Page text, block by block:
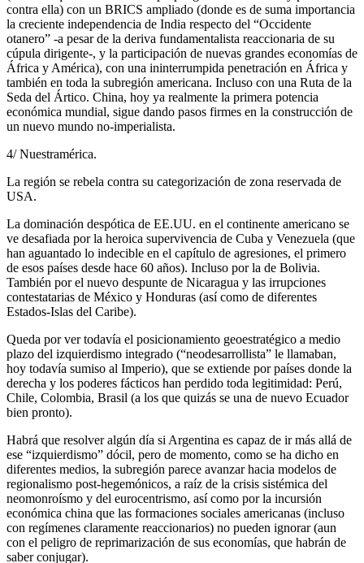
contra ella) con un BRICS ampliado (donde es de suma importancia
la creciente independencia de India respecto del “Occidente
otanero” -a pesar de la deriva fundamentalista reaccionaria de su
cúpula dirigente-, y la participación de nuevas grandes economías de
África y América), con una ininterrumpida penetración en África y
también en toda la subregión americana. Incluso con una Ruta de la
Seda del Ártico. China, hoy ya realmente la primera potencia
económica mundial, sigue dando pasos firmes en la construcción de
un nuevo mundo no-imperialista.
4/ Nuestramérica.
La región se rebela contra su categorización de zona reservada de
USA.
La dominación despótica de EE.UU. en el continente americano se
ve desafiada por la heroica supervivencia de Cuba y Venezuela (que
han aguantado lo indecible en el capítulo de agresiones, el primero
de esos países desde hace 60 años). Incluso por la de Bolivia.
También por el nuevo despunte de Nicaragua y las irrupciones
contestatarias de México y Honduras (así como de diferentes
Estados-Islas del Caribe).
Queda por ver todavía el posicionamiento geoestratégico a medio
plazo del izquierdismo integrado (“neodesarrollista” le llamaban,
hoy todavía sumiso al Imperio), que se extiende por países donde la
derecha y los poderes fácticos han perdido toda legitimidad: Perú,
Chile, Colombia, Brasil (a los que quizás se una de nuevo Ecuador
bien pronto).
Habrá que resolver algún día si Argentina es capaz de ir más allá de
ese “izquierdismo” dócil, pero de momento, como se ha dicho en
diferentes medios, la subregión parece avanzar hacia modelos de
regionalismo post-hegemónicos, a raíz de la crisis sistémica del
neomonroísmo y del eurocentrismo, así como por la incursión
económica china que las formaciones sociales americanas (incluso
con regímenes claramente reaccionarios) no pueden ignorar (aun
con el peligro de reprimarización de sus economías, que habrán de
saber conjugar).